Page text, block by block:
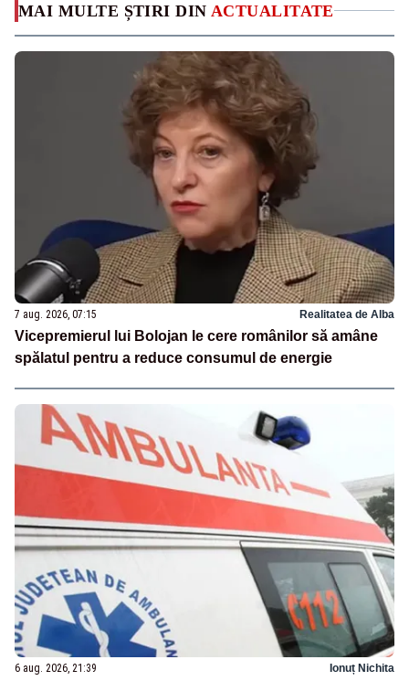
MAI MULTE ȘTIRI DIN ACTUALITATE
7 aug. 2026, 07:15 Realitatea de Alba
Vicepremierul lui Bolojan le cere românilor să amâne
spălatul pentru a reduce consumul de energie
6 aug. 2026, 21:39 Ionuț Nichita